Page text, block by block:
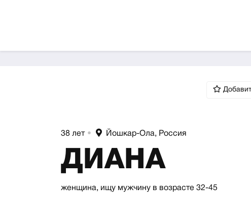
38 лет • Йошкар-Ола, Россия
ДИАНА
женщина, ищу мужчину в возрасте 32-45